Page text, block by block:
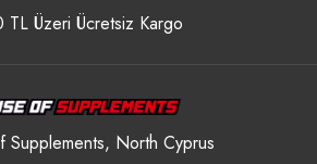
Üzeri Ücretsiz Kargo
Supplements, North Cyprus